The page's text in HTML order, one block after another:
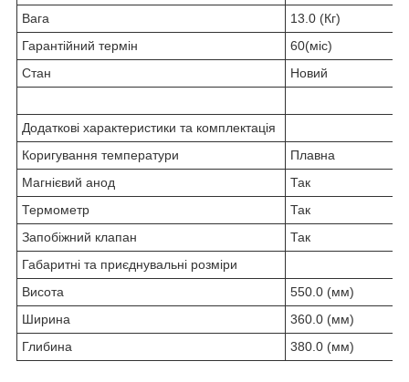
Вага
13.0 (Кг)
Гарантійний термін
60(міс)
Стан
Новий
Додаткові характеристики та комплектація
Коригування температури
Плавна
Магнієвий анод
Так
Термометр
Так
Запобіжний клапан
Так
Габаритні та приєднувальні розміри
Висота
550.0 (мм)
Ширина
360.0 (мм)
Глибина
380.0 (мм)